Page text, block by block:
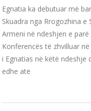
Egnatia ka debutuar më
Skuadra nga Rrogozhina e
Armeni në ndeshjen e
Konferencës të zhvilluar
i Egnatias në këtë ndeshje
edhe atë